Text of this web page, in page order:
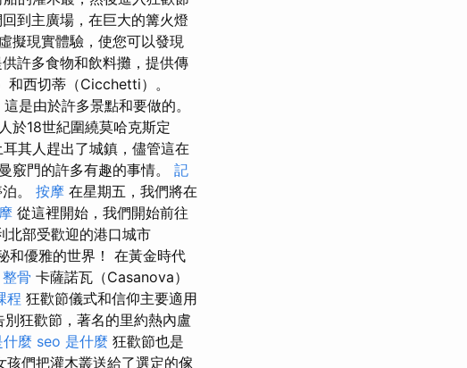
到主廣場，在巨大的篝火燈
擬現實體驗，使您可以發現
許多食物和飲料攤，提供傳
和西切蒂（Cicchetti）。
是由於許多景點和要做的。
於18世紀圍繞莫哈克斯定
其人趕出了城鎮，儘管這在
竅門的許多有趣的事情。 記
。 按摩 在星期五，我們將在
從這裡開始，我們開始前往
北部受歡迎的港口城市
和優雅的世界！ 在黃金時代
骨 卡薩諾瓦（Casanova）
程 狂歡節儀式和信仰主要適用
別狂歡節，著名的里約熱內盧
麼 seo 是什麼 狂歡節也是
孩們把灌木叢送給了選定的傢